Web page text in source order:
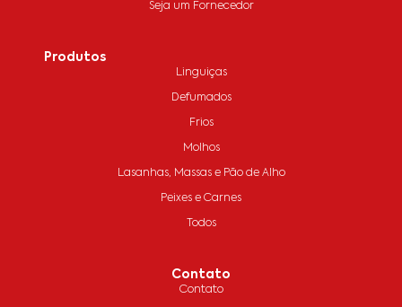
Seja um Fornecedor
Produtos
Linguiças
Defumados
Frios
Molhos
Lasanhas, Massas e Pão de Alho
Peixes e Carnes
Todos
Contato
Contato